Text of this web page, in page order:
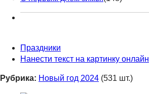
Праздники
Нанести текст на картинку онлайн
Рубрика: Новый год 2024 (531 шт.)